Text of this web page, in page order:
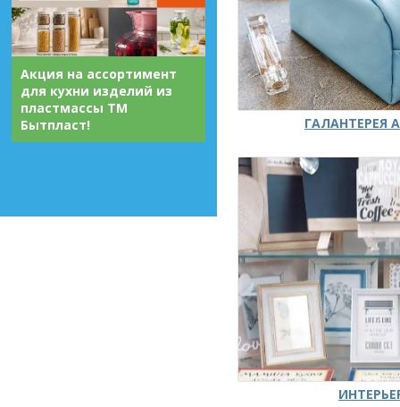
Акция на ассортимент
для кухни изделий из
пластмассы ТМ
Бытпласт!
ГАЛАНТЕРЕЯ